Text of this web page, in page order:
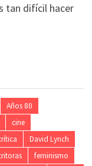
tan difícil hacer
Años 80
cine
David Lynch
feminismo